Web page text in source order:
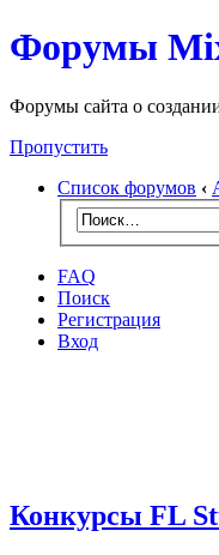
Форумы
Форумы сайта о
Пропустить
Список форумов ‹
FAQ
Поиск
Регистрация
Вход
Конкурсы FL